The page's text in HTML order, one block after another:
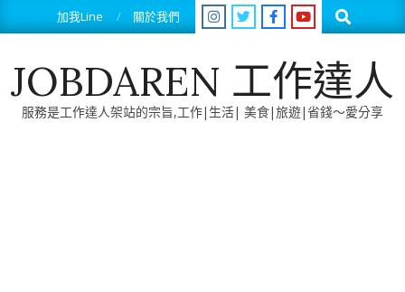
to
加我Line 關於我們 Search
JOBDAREN 工作達人
服務是工作達人架站的宗旨,工作|生活| 美食|旅遊|省錢～愛分享